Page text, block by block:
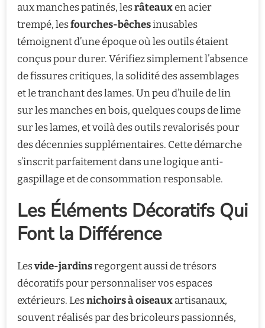
aux manches patinés, lesrâteauxen acier
trempé, lesfourches-bêchesinusables
témoignent d’une époque où les outils étaient
conçus pour durer. Vérifiez simplement l’absence
de fissures critiques, la solidité des assemblages
et le tranchant des lames. Un peu d’huile de lin
sur les manches en bois, quelques coups de lime
sur les lames, et voilà des outils revalorisés pour
des décennies supplémentaires. Cette démarche
s’inscrit parfaitement dans une logique anti-
gaspillage et de consommation responsable.
Les Éléments Décoratifs Qui
Font la Différence
Lesvide-jardinsregorgent aussi de trésors
décoratifs pour personnaliser vos espaces
extérieurs. Lesnichoirs à oiseauxartisanaux,
souvent réalisés par des bricoleurs passionnés,